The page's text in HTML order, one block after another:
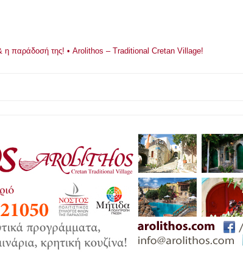
η παράδοσή της! • Arolithos – Traditional Cretan Village!